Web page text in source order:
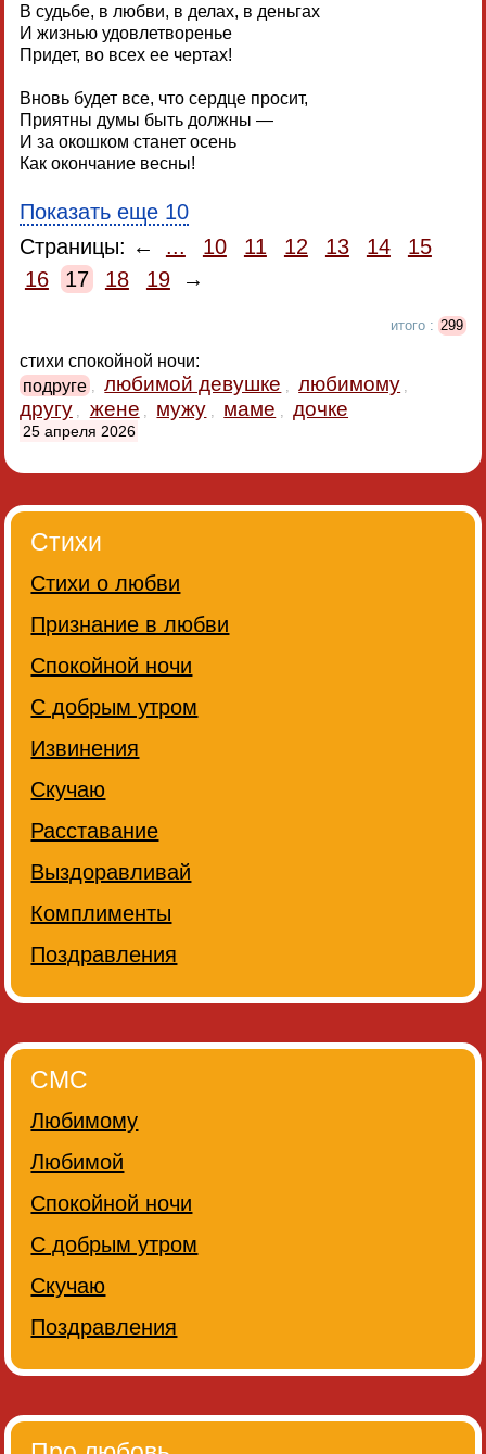
В судьбе, в любви, в делах, в деньгах
И жизнью удовлетворенье
Придет, во всех ее чертах!
Вновь будет все, что сердце просит,
Приятны думы быть должны —
И за окошком станет осень
Как окончание весны!
Показать еще 10
Страницы: ←
... 10 11 12 13 14
15
16
17 18 19 →
итого : 299
стихи спокойной ночи:
подруге , любимой девушке , любимому ,
другу , жене , мужу , маме , дочке
25 апреля 2026
Стихи
Стихи о любви
Признание в любви
Спокойной ночи
С добрым утром
Извинения
Скучаю
Расставание
Выздоравливай
Комплименты
Поздравления
СМС
Любимому
Любимой
Спокойной ночи
С добрым утром
Скучаю
Поздравления